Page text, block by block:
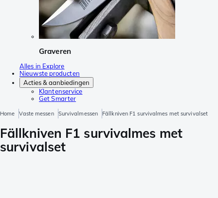
Graveren
Alles in Explore
Nieuwste producten
Acties & aanbiedingen
Klantenservice
Get Smarter
Home Vaste messen Survivalmessen Fällkniven F1 survivalmes met survivalset
Fällkniven F1 survivalmes met
survivalset